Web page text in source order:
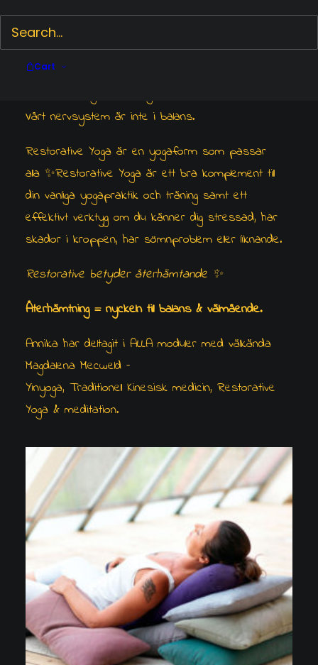
Cart
att vi ska kunna hålla oss friska, skadefria och må
allmänt bra. Återhämtning prioriteras ganska så
ofta bort idag, vilket gör att vårt immunförsvar
Vårt nervsystem är inte i balans.
Restorative Yoga är en yogaform som passar
alla ✨Restorative Yoga är ett bra komplement till
din vanliga yogapraktik och träning samt ett
effektivt verktyg om du känner dig stressad, har
skador i kroppen, har sömnproblem eller liknande.
Restorative betyder återhämtande ✨
Återhämtning = nyckeln till balans & välmående.
Annika har deltagit i ALLA moduler med välkända
Magdalena Mecweld –
Yinyoga, Traditionell Kinesisk medicin, Restorative
Yoga & meditation.